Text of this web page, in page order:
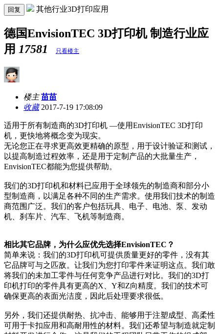
回复 其他行业3D打印应用
德国EnvisionTEC 3D打印机 制造行业应
用 17581 只看楼主
楼主 苗苗
收藏2017-7-19 17:08:09
适用于所有制造商的3D打印机 —使用EnvisionTEC 3D打印
机，更快地将概念变为现实。
无论您正在寻求更高效更精确的原型，用于设计验证和测试，
以提高制造过程效率，还是用于定制产品的大批量生产，
EnvisionTEC都能为您提供帮助。
我们的3D打印机和材料已应用于全球领先的制造商和部分小
型制造商，以满足各种不同的生产需求。使用我们技术的制造
商范围广泛。我们的客户包括玩具、电子、电池、泵、发动
机、刹车片、汽车、飞机等制造商。
相比其它品牌，为什么应优先选择EnvisionTEC？
简单来说：我们的3D打印机可提供质量更好的零件，没有其
它品牌可与之匹敌。让我们为您打印零件来证明这点。我们敢
将我们的未加工零件与任何竞争产品进行对比。我们的3D打
印机打印的零件具有更高的X、Y和Z向精度。我们的技术可
确保更高的表面光洁度，因此后处理要求很低。
另外，我们还提供耐热、抗冲击、能够用于注塑成型、高柔性
可用于卡扣应用和高耐用性的材料。我们还希望与制造就定制